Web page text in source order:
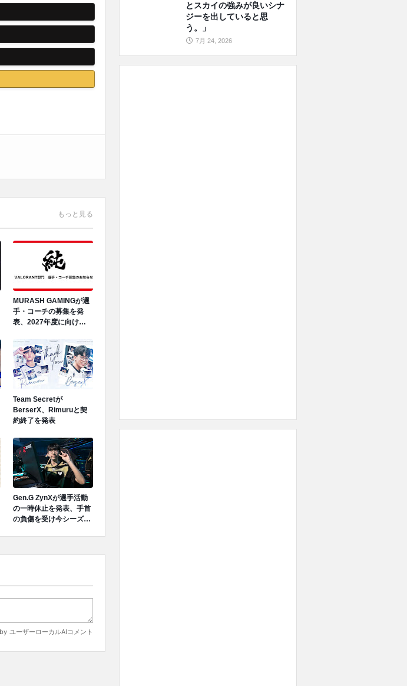
もっと見る
MURASH GAMINGが選
手・コーチの募集を発
表、2027年度に向けロ
Team Secretが
BerserX、Rimuruと契
約終了を発表
Gen.G ZynXが選手活動
の一時休止を発表、手首
の負傷を受け今シーズン
とスカイの強みが良いシナ
ジーを出していると思
う。」
7月 24, 2026